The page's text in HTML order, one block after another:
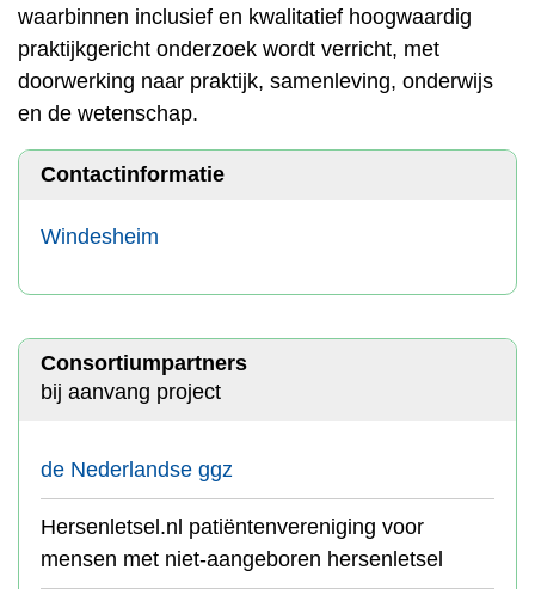
waarbinnen inclusief en kwalitatief hoogwaardig
praktijkgericht onderzoek wordt verricht, met
doorwerking naar praktijk, samenleving, onderwijs
en de wetenschap.
Contactinformatie
Windesheim
Consortiumpartners
bij aanvang project
de Nederlandse ggz
Hersenletsel.nl patiëntenvereniging voor
mensen met niet-aangeboren hersenletsel